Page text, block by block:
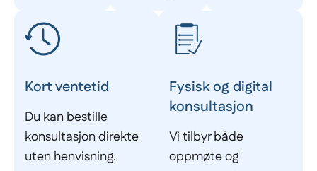
Kort ventetid
Du kan bestille
konsultasjon direkte
uten henvisning.
Fysisk og digital
konsultasjon
Vi tilbyr både
oppmøte og